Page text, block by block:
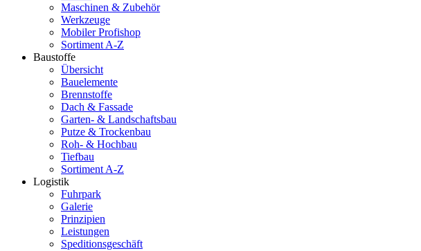
Maschinen & Zubehör
Werkzeuge
Mobiler Profishop
Sortiment A-Z
Baustoffe
Übersicht
Bauelemente
Brennstoffe
Dach & Fassade
Garten- & Landschaftsbau
Putze & Trockenbau
Roh- & Hochbau
Tiefbau
Sortiment A-Z
Logistik
Fuhrpark
Galerie
Prinzipien
Leistungen
Speditionsgeschäft